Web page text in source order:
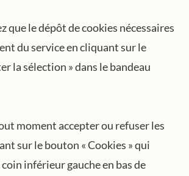
que le dépôt de cookies nécessaires
du service en cliquant sur le
la sélection » dans le bandeau
moment accepter ou refuser les
sur le bouton « Cookies » qui
inférieur gauche en bas de